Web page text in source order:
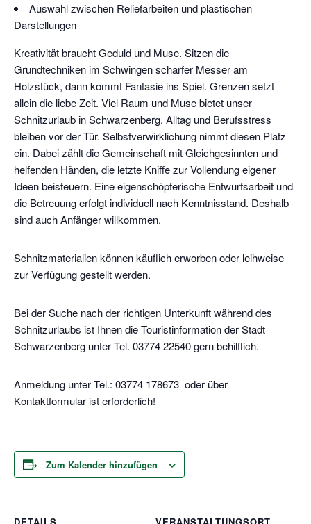
Auswahl zwischen Reliefarbeiten und plastischen
Darstellungen
Kreativität braucht Geduld und Muse. Sitzen die
Grundtechniken im Schwingen scharfer Messer am
Holzstück, dann kommt Fantasie ins Spiel. Grenzen setzt
allein die liebe Zeit. Viel Raum und Muse bietet unser
Schnitzurlaub in Schwarzenberg. Alltag und Berufsstress
bleiben vor der Tür. Selbstverwirklichung nimmt diesen Platz
ein. Dabei zählt die Gemeinschaft mit Gleichgesinnten und
helfenden Händen, die letzte Kniffe zur Vollendung eigener
Ideen beisteuern. Eine eigenschöpferische Entwurfsarbeit und
die Betreuung erfolgt individuell nach Kenntnisstand. Deshalb
sind auch Anfänger willkommen.
Schnitzmaterialien können käuflich erworben oder leihweise
zur Verfügung gestellt werden.
Bei der Suche nach der richtigen Unterkunft während des
Schnitzurlaubs ist Ihnen die Touristinformation der Stadt
Schwarzenberg unter Tel. 03774 22540 gern behilflich.
Anmeldung unter Tel.: 03774 178673 oder über
Kontaktformular ist erforderlich!
Zum Kalender hinzufügen